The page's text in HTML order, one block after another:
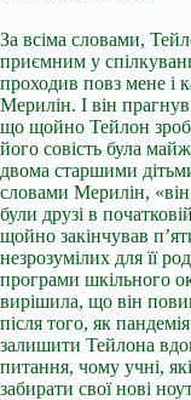
За всіма словами,
приємним у
проходив повз мене і
Мерилін. І він
що щойно Тейлон
його совість була
двома старшими
словами Мерилін,
були друзі в
щойно закінчував
незрозумілих для її
програми шкільного
вирішила, що він
після того, як
залишити Тейлона
питання, чому учні,
забирати свої нові